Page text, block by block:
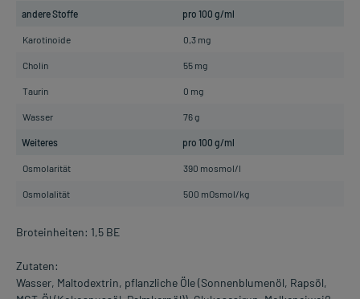
andere Stoffe pro 100 g/ml
Karotinoide 0,3 mg
Cholin 55 mg
Taurin 0 mg
Wasser 76 g
Weiteres pro 100 g/ml
Osmolarität 390 mosmol/l
Osmolalität 500 mOsmol/kg
Broteinheiten: 1,5 BE
Zutaten:
Wasser, Maltodextrin, pflanzliche Öle (Sonnenblumenöl, Rapsöl,